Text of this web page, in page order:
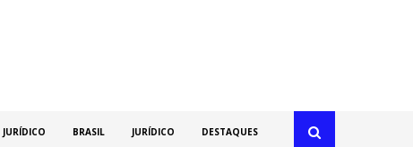
JURÍDICO BRASIL JURÍDICO DESTAQUES